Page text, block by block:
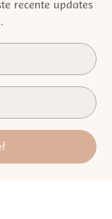
recente updates